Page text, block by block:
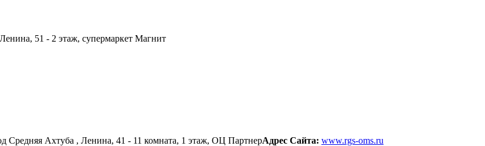
51 - 2 этаж, супермаркет Магнит
Средняя Ахтуба , Ленина, 41 - 11 комната, 1 этаж, ОЦ ПартнерАдрес Сайта: www.rgs-oms.ru